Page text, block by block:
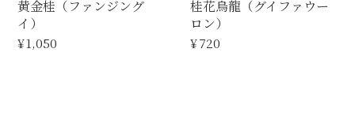
黄金桂（ファンジング
イ）
¥1,050
桂花烏龍（グイファウー
ロン）
¥720